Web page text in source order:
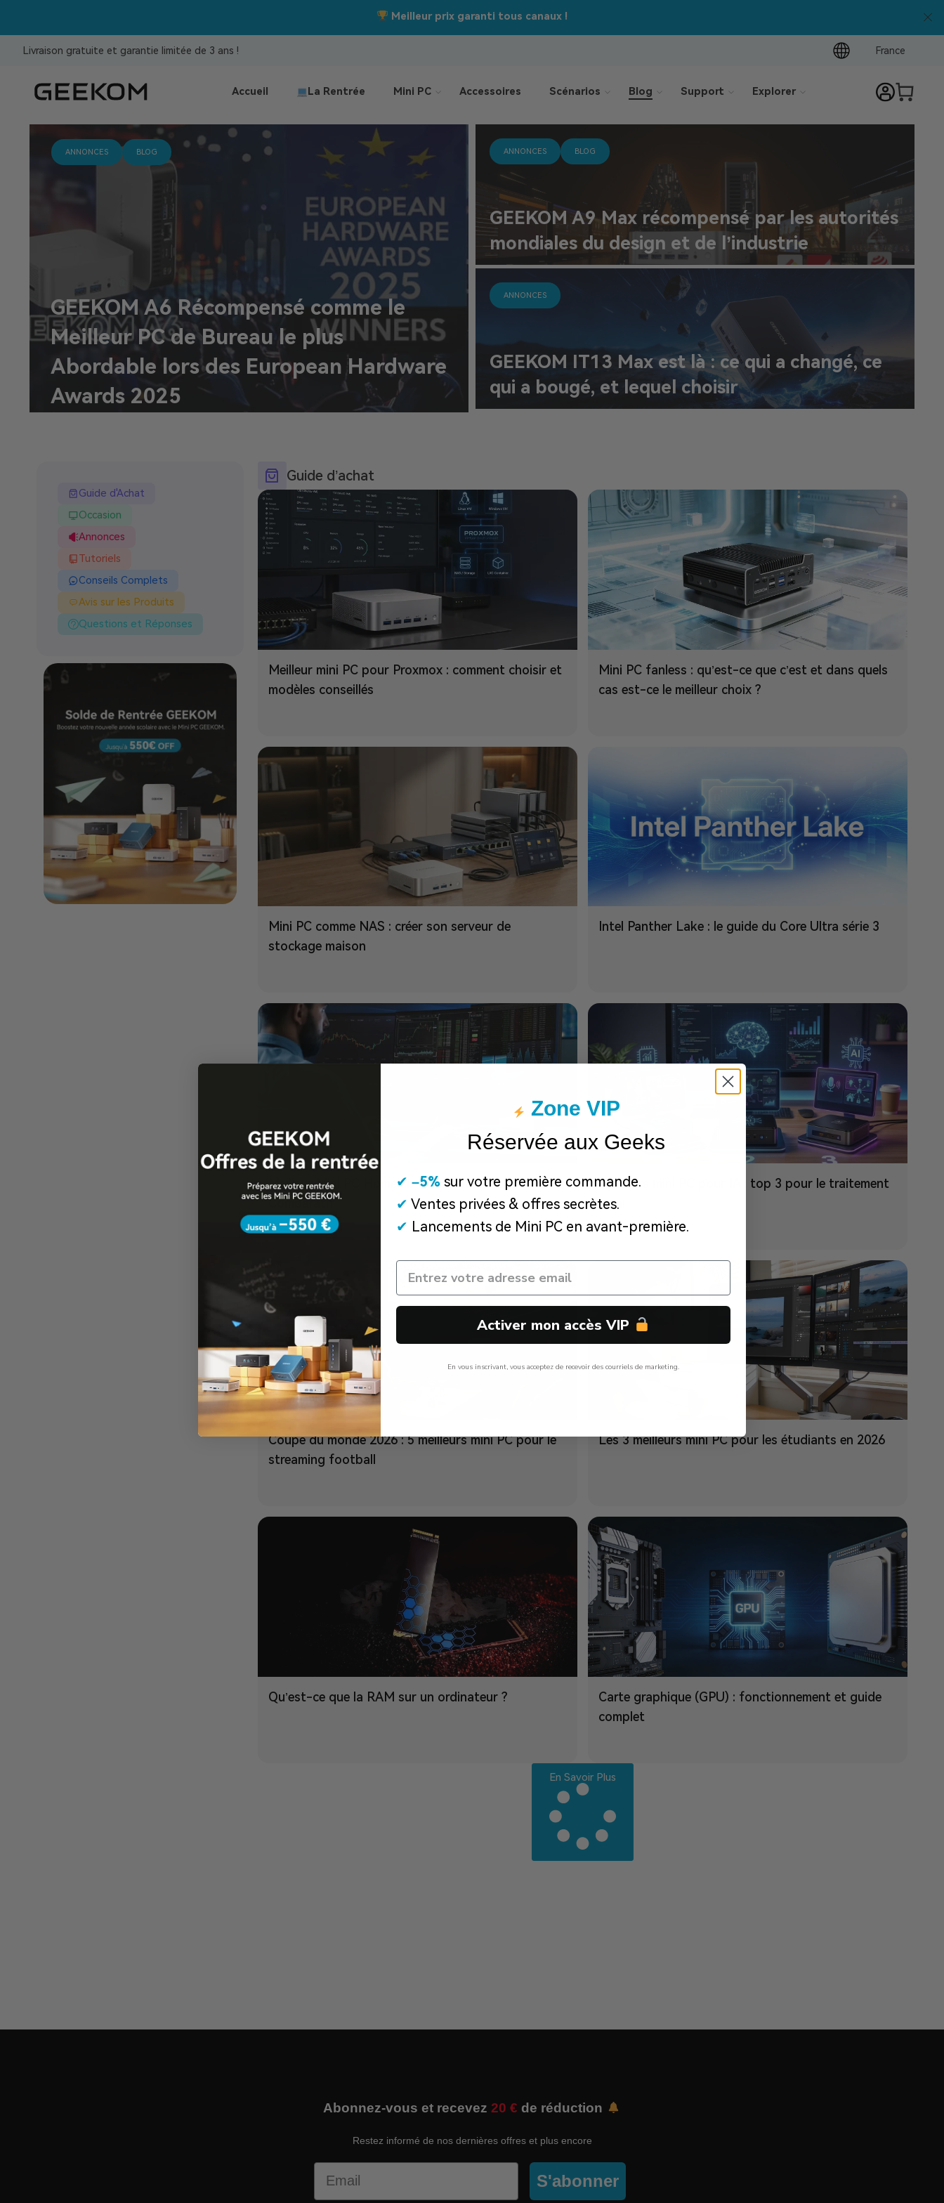
Offres de la rentrée :Jusqu’à –550 €
Livraison gratuite et garantie limitée de 3 ans ! France
Accueil La Rentrée Mini PC Accessoires Scénarios Blog Support Explorer
ANNONCES BLOG
GEEKOM A6 Récompensé comme le
Meilleur PC de Bureau le plus
Abordable lors des European Hardware
Awards 2025
ANNONCES BLOG
GEEKOM A9 Max récompensé par les autorités
mondiales du design et de l’industrie
ANNONCES
GEEKOM IT13 Max est là : ce qui a changé, ce
qui a bougé, et lequel choisir
Guide d'Achat
Occasion
Annonces
Tutoriels
Conseils Complets
Avis sur les Produits
Questions et Réponses
Guide d’achat
Meilleur mini PC pour Proxmox : comment choisir et
modèles conseillés
Mini PC fanless : qu’est-ce que c’est et dans quels
cas est-ce le meilleur choix ?
Mini PC comme NAS : créer son serveur de
stockage maison
Intel Panther Lake : le guide du Core Ultra série 3
Meilleur Mini PC Homelab 2026 : Guide &
Comparatif
Meilleurs mini PC pour IA : top 3 pour le traitement
local
Coupe du monde 2026 : 5 meilleurs mini PC pour le
streaming football
Les 3 meilleurs mini PC pour les étudiants en 2026
Qu’est-ce que la RAM sur un ordinateur ?
Carte graphique (GPU) : fonctionnement et guide
complet
En Savoir Plus
Abonnez-vous et recevez 20 € de réduction
Restez informé de nos dernières offres et plus encore
Email
S'abonner
Zone VIP
Réservée aux Geeks
✔ –5% sur votre première commande.
✔ Ventes privées & offres secrètes.
✔ Lancements de Mini PC en avant-première.
Activer mon accès VIP
En vous inscrivant, vous acceptez de recevoir des courriels de marketing.